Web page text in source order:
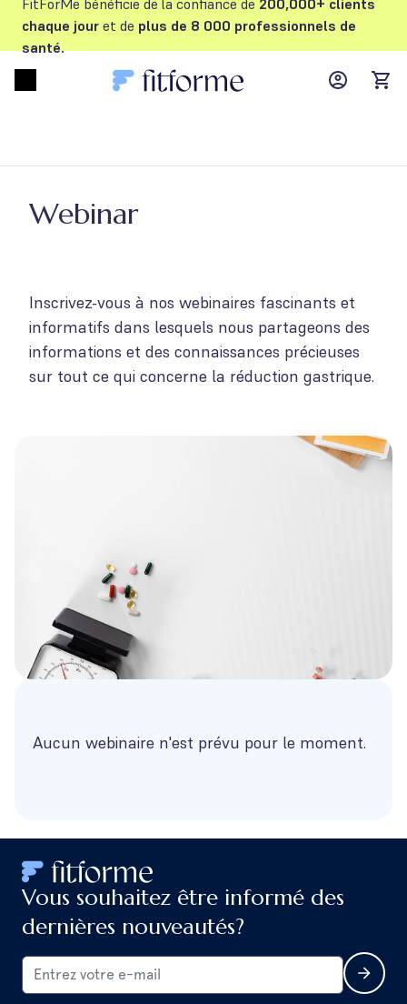
FitForMe bénéficie de la confiance de 200,000+ clients
chaque jour et de plus de 8 000 professionnels de
santé.
MyFFM
Webinar
Inscrivez-vous à nos webinaires fascinants et
informatifs dans lesquels nous partageons des
informations et des connaissances précieuses
sur tout ce qui concerne la réduction gastrique.
Aucun webinaire n'est prévu pour le moment.
Vous souhaitez être informé des
dernières nouveautés?